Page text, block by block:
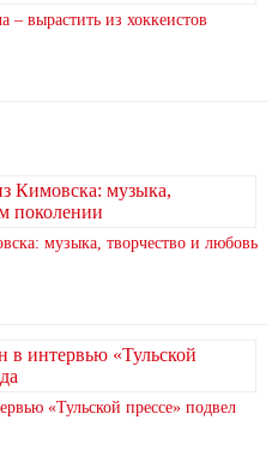
вырастить из хоккеистов
музыка, творчество и любовь
«Тульской прессе» подвел